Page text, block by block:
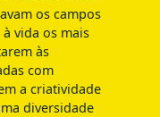
os campos
vida os mais
às
com
a criatividade
diversidade